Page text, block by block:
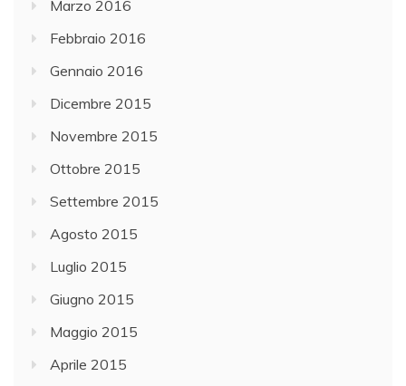
i
n
a
c
a
l
e
L
a
g
i
Marzo 2016
Febbraio 2016
Gennaio 2016
Dicembre 2015
Novembre 2015
Ottobre 2015
Settembre 2015
Agosto 2015
Luglio 2015
Giugno 2015
Maggio 2015
Aprile 2015